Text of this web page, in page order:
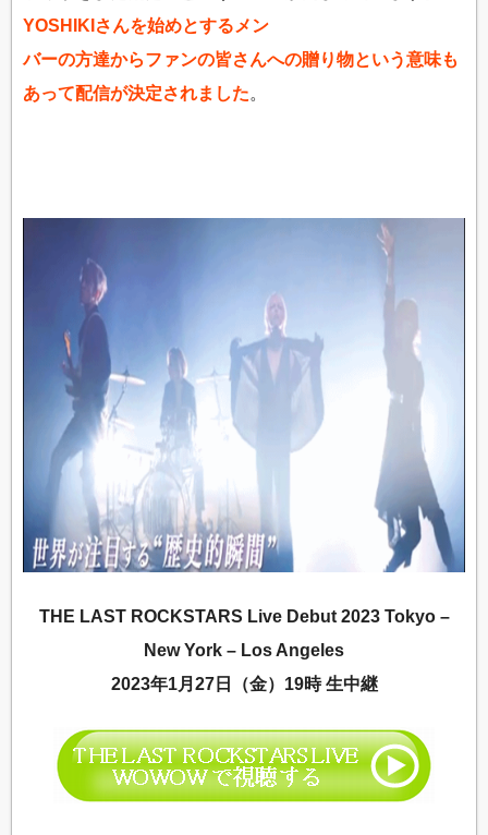
YOSHIKIさんを始めとするメン
バーの方達からファンの皆さんへの贈り物という意味も
あって配信が決定されました。
THE LAST ROCKSTARS Live Debut 2023 Tokyo –
New York – Los Angeles
2023年1月27日（金）19時 生中継